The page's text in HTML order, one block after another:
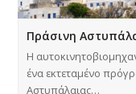
Πράσινη
Η
ένα εκτεταμένο
Αστυπάλαιας…